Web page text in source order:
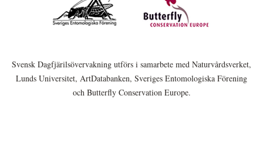
Svensk Dagfjärilsövervakning utförs i samarbete med Naturvårdsverket,
Lunds Universitet, ArtDatabanken, Sveriges Entomologiska Förening
och Butterfly Conservation Europe.